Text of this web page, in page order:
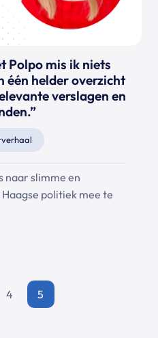
Polpo mis ik niets
één helder overzicht
verslagen en
naar slimme en
politiek mee te
4 5